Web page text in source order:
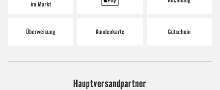
Hauptversandpartner